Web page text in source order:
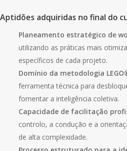
Aptidões adquiridas no final do
Planeamento estratégico de
utilizando as práticas mais
específicos de cada projeto.
Domínio da metodologia LEGO®
ferramenta técnica para
fomentar a inteligência coletiva.
Capacidade de facilitação
controlo, a condução e a
de alta complexidade.